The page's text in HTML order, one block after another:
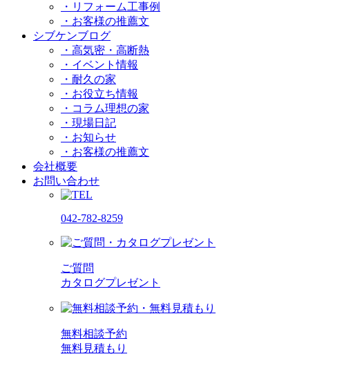
・リフォーム工事例
・お客様の推薦文
シブケンブログ
・高気密・高断熱
・イベント情報
・耐久の家
・お役立ち情報
・コラム理想の家
・現場日記
・お知らせ
・お客様の推薦文
会社概要
お問い合わせ
042-782-8259
ご質問
カタログプレゼント
無料相談予約
無料見積もり